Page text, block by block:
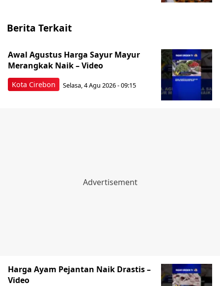
Berita Terkait
Kota Cirebon
Awal Agustus Harga Sayur Mayur
Merangkak Naik – Video
Selasa, 4 Agu 2026 - 09:15
Harga Ayam Pejantan Naik Drastis –
Video